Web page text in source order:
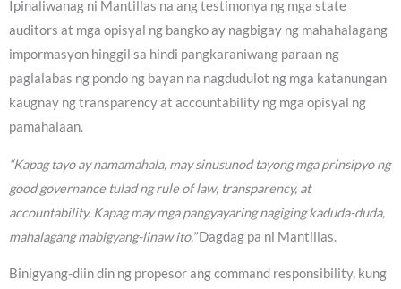
Ipinaliwanag ni Mantillas na ang testimonya ng mga state
auditors at mga opisyal ng bangko ay nagbigay ng mahahalagang
impormasyon hinggil sa hindi pangkaraniwang paraan ng
paglalabas ng pondo ng bayan na nagdudulot ng mga katanungan
kaugnay ng transparency at accountability ng mga opisyal ng
pamahalaan.
“Kapag tayo ay namamahala, may sinusunod tayong mga prinsipyo ng
good governance tulad ng rule of law, transparency, at
accountability. Kapag may mga pangyayaring nagiging kaduda-duda,
mahalagang mabigyang-linaw ito.”Dagdag pa ni Mantillas.
Binigyang-diin din ng propesor ang command responsibility, kung